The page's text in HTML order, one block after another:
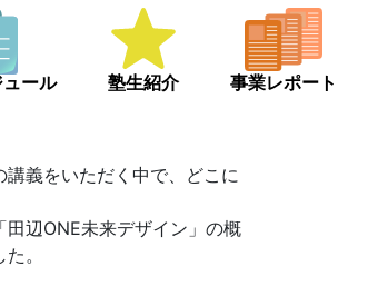
ール 塾生紹介 事業レポート
義をいただく中で、どこに
辺ONE未来デザイン」の概
。